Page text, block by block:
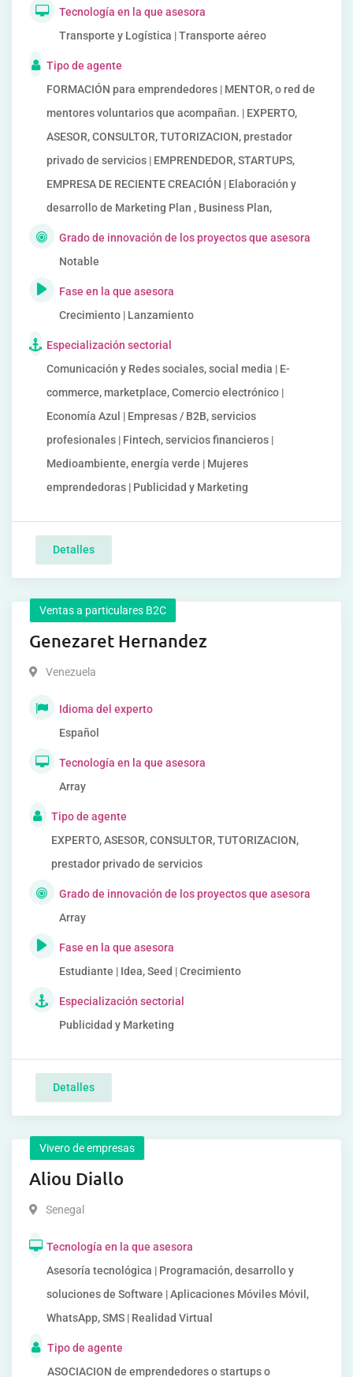
Tecnología en la que asesora
Transporte y Logística | Transporte aéreo
Tipo de agente
FORMACIÓN para emprendedores | MENTOR, o red de
mentores voluntarios que acompañan. | EXPERTO,
ASESOR, CONSULTOR, TUTORIZACION, prestador
privado de servicios | EMPRENDEDOR, STARTUPS,
EMPRESA DE RECIENTE CREACIÓN | Elaboración y
desarrollo de Marketing Plan , Business Plan,
Grado de innovación de los proyectos que asesora
Notable
Fase en la que asesora
Crecimiento | Lanzamiento
Especialización sectorial
Comunicación y Redes sociales, social media | E-
commerce, marketplace, Comercio electrónico |
Economía Azul | Empresas / B2B, servicios
profesionales | Fintech, servicios financieros |
Medioambiente, energía verde | Mujeres
emprendedoras | Publicidad y Marketing
Detalles
Ventas a particulares B2C
Genezaret Hernandez
Venezuela
Idioma del experto
Español
Tecnología en la que asesora
Array
Tipo de agente
EXPERTO, ASESOR, CONSULTOR, TUTORIZACION,
prestador privado de servicios
Grado de innovación de los proyectos que asesora
Array
Fase en la que asesora
Estudiante | Idea, Seed | Crecimiento
Especialización sectorial
Publicidad y Marketing
Detalles
Vivero de empresas
Aliou Diallo
Senegal
Tecnología en la que asesora
Asesoría tecnológica | Programación, desarrollo y
soluciones de Software | Aplicaciones Móviles Móvil,
WhatsApp, SMS | Realidad Virtual
Tipo de agente
ASOCIACION de emprendedores o startups o